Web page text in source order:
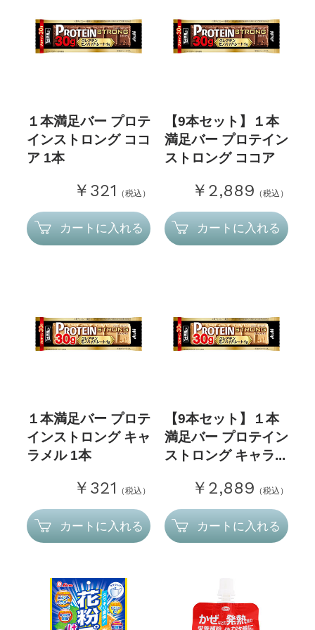
１本満足バー プロテ
インストロング ココ
ア 1本
￥321 （税込）
カートに入れる
【9本セット】１本
満足バー プロテイン
ストロング ココア
￥2,889 （税込）
カートに入れる
１本満足バー プロテ
インストロング キャ
ラメル 1本
￥321 （税込）
カートに入れる
【9本セット】１本
満足バー プロテイン
ストロング キャラ...
￥2,889 （税込）
カートに入れる